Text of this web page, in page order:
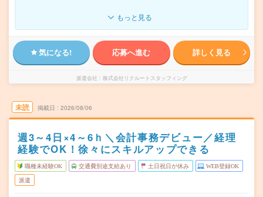
もっと見る
気になる! 応募へ進む 詳しく見る
派遣会社 株式会社リクルートスタッフィング
未読 掲載日 2026/08/06
週3～4日×4～6ｈ＼会計事務デビュー／経理
経験でOK！徐々にスキルアップできる
職種未経験OK 交通費別途支給あり 土日祝日が休み WEB登録OK
派遣